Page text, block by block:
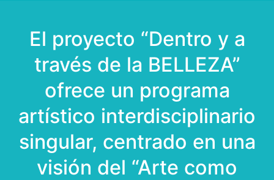
El proyecto “Dentro y a
través de la BELLEZA”
ofrece un programa
artístico interdisciplinario
singular, centrado en una
visión del “Arte como